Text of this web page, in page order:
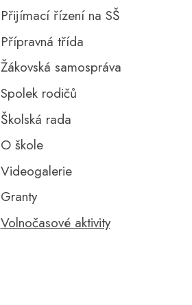
Přijímací řízení na SŠ
Přípravná třída
Žákovská samospráva
Spolek rodičů
Školská rada
O škole
Videogalerie
Granty
Volnočasové aktivity